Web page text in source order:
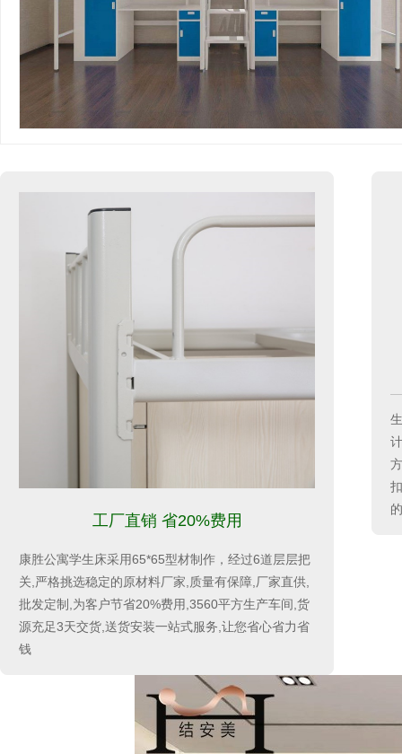
工厂直销 省20%费用
康胜公寓学生床采用65*65型材制作，经过6道层层把
关,严格挑选稳定的原材料厂家,质量有保障,厂家直供,
批发定制,为客户节省20%费用,3560平方生产车间,货
源充足3天交货,送货安装一站式服务,让您省心省力省
钱